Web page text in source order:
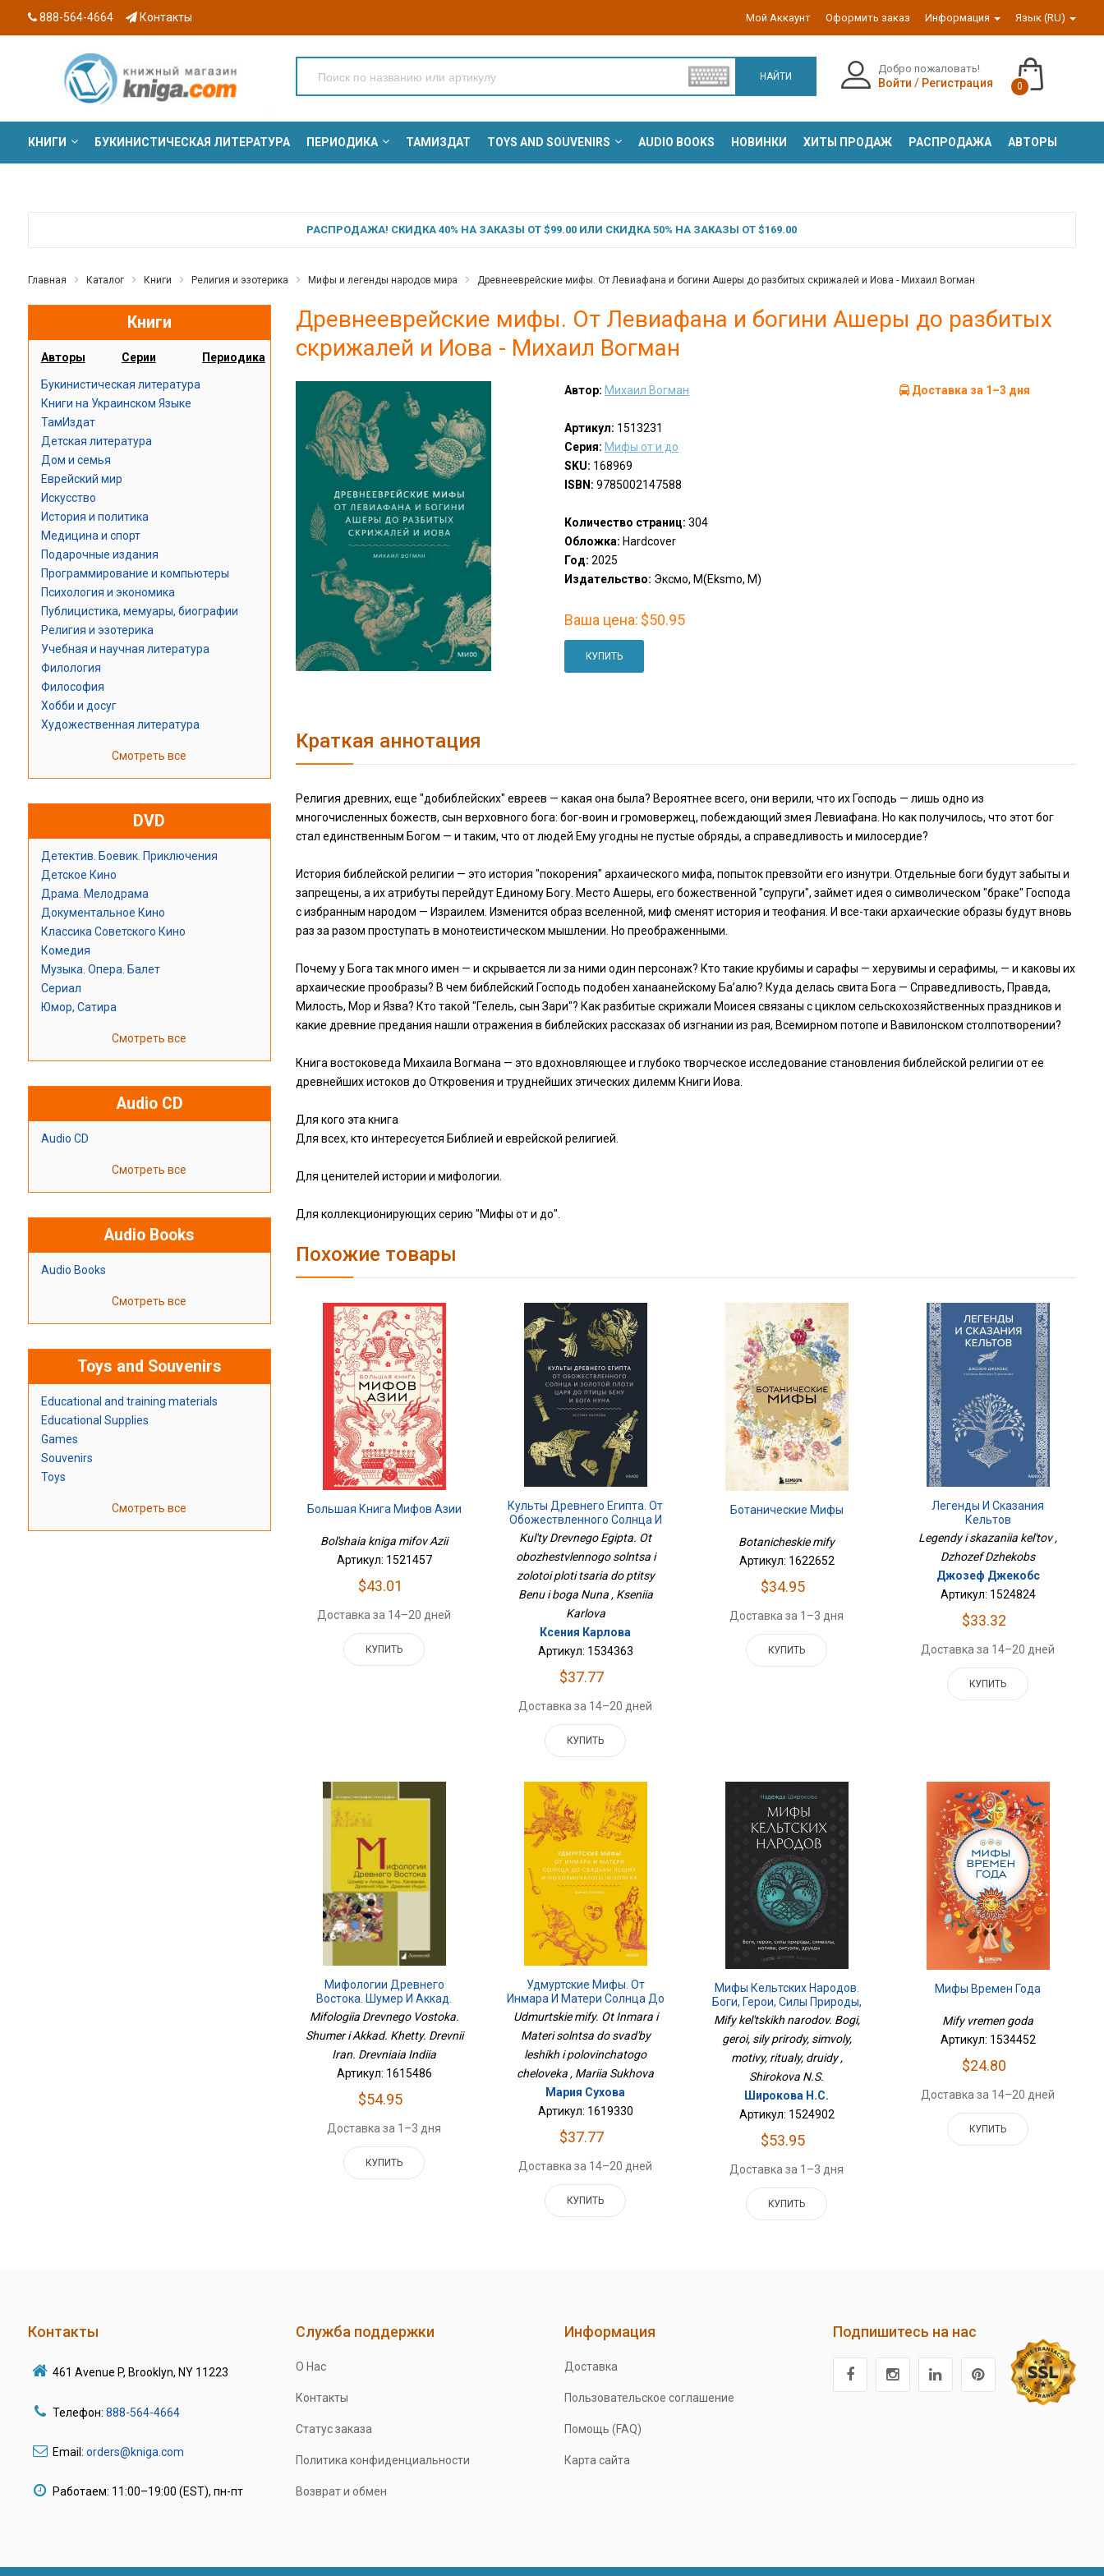
888-564-4664 Контакты Мой Аккаунт Оформить заказ Информация Язык (RU)
НАЙТИ
Добро пожаловать!
Войти / Регистрация 0
КНИГИ БУКИНИСТИЧЕСКАЯ ЛИТЕРАТУРА ПЕРИОДИКА ТАМИЗДАТ TOYS AND SOUVENIRS AUDIO BOOKS НОВИНКИ ХИТЫ ПРОДАЖ РАСПРОДАЖА АВТОРЫ
РАСПРОДАЖА! СКИДКА 40% НА ЗАКАЗЫ ОТ $99.00 ИЛИ СКИДКА 50% НА ЗАКАЗЫ ОТ $169.00
Главная Каталог Книги Религия и эзотерика Мифы и легенды народов мира Древнееврейские мифы. От Левиафана и богини Ашеры до разбитых скрижалей и Иова - Михаил Вогман
Книги
Авторы Серии Периодика
Букинистическая литература
Книги на Украинском Языке
ТамИздат
Детская литература
Дом и семья
Еврейский мир
Искусство
История и политика
Медицина и спорт
Подарочные издания
Программирование и компьютеры
Психология и экономика
Публицистика, мемуары, биографии
Религия и эзотерика
Учебная и научная литература
Филология
Философия
Хобби и досуг
Художественная литература
Смотреть все
DVD
Детектив. Боевик. Приключения
Детское Кино
Драма. Мелодрама
Документальное Кино
Классика Советского Кино
Комедия
Музыка. Опера. Балет
Сериал
Юмор, Сатира
Смотреть все
Audio CD
Audio CD
Смотреть все
Audio Books
Audio Books
Смотреть все
Toys and Souvenirs
Educational and training materials
Educational Supplies
Games
Souvenirs
Toys
Смотреть все
Древнееврейские мифы. От Левиафана и богини Ашеры до разбитых
скрижалей и Иова - Михаил Вогман
Автор: Михаил Вогман
Артикул: 1513231
Серия: Мифы от и до
SKU: 168969
ISBN: 9785002147588
Количество страниц: 304
Обложка: Hardcover
Год: 2025
Издательство: Эксмо, М(Eksmo, M)
Ваша цена: $50.95
КУПИТЬ
Доставка за 1–3 дня
Краткая аннотация
Религия древних, еще "добиблейских" евреев — какая она была? Вероятнее всего, они верили, что их Господь — лишь одно из
многочисленных божеств, сын верховного бога: бог-воин и громовержец, побеждающий змея Левиафана. Но как получилось, что этот бог
стал единственным Богом — и таким, что от людей Ему угодны не пустые обряды, а справедливость и милосердие?
История библейской религии — это история "покорения" архаического мифа, попыток превзойти его изнутри. Отдельные боги будут забыты и
запрещены, а их атрибуты перейдут Единому Богу. Место Ашеры, его божественной "супруги", займет идея о символическом "браке" Господа
с избранным народом — Израилем. Изменится образ вселенной, миф сменят история и теофания. И все-таки архаические образы будут вновь
раз за разом проступать в монотеистическом мышлении. Но преображенными.
Почему у Бога так много имен — и скрывается ли за ними один персонаж? Кто такие крубимы и сарафы — херувимы и серафимы, — и каковы их
архаические прообразы? В чем библейский Господь подобен ханаанейскому Ба’алю? Куда делась свита Бога — Справедливость, Правда,
Милость, Мор и Язва? Кто такой "Гелель, сын Зари"? Как разбитые скрижали Моисея связаны с циклом сельскохозяйственных праздников и
какие древние предания нашли отражения в библейских рассказах об изгнании из рая, Всемирном потопе и Вавилонском столпотворении?
Книга востоковеда Михаила Вогмана — это вдохновляющее и глубоко творческое исследование становления библейской религии от ее
древнейших истоков до Откровения и труднейших этических дилемм Книги Иова.
Для кого эта книга
Для всех, кто интересуется Библией и еврейской религией.
Для ценителей истории и мифологии.
Для коллекционирующих серию "Мифы от и до".
Похожие товары
Большая Книга Мифов Азии
Bol'shaia kniga mifov Azii
Артикул: 1521457
$43.01
Доставка за 14–20 дней
КУПИТЬ
Культы Древнего Египта. От
Обожествленного Солнца И
Золотой Плоти Царя До
Птицы Бену И Бога Нуна
Kul'ty Drevnego Egipta. Ot
obozhestvlennogo solntsa i
zolotoi ploti tsaria do ptitsy
Benu i boga Nuna , Kseniia
Karlova
Ксения Карлова
Артикул: 1534363
$37.77
Доставка за 14–20 дней
КУПИТЬ
Ботанические Мифы
Botanicheskie mify
Артикул: 1622652
$34.95
Доставка за 1–3 дня
КУПИТЬ
Легенды И Сказания
Кельтов
Legendy i skazaniia kel'tov ,
Dzhozef Dzhekobs
Джозеф Джекобс
Артикул: 1524824
$33.32
Доставка за 14–20 дней
КУПИТЬ
Мифологии Древнего
Востока. Шумер И Аккад.
Хетты. Ханаанеи. Древний
Иран. Древняя Индия
Mifologiia Drevnego Vostoka.
Shumer i Akkad. Khetty. Drevnii
Iran. Drevniaia Indiia
Артикул: 1615486
$54.95
Доставка за 1–3 дня
КУПИТЬ
Удмуртские Мифы. От
Инмара И Матери Солнца До
Свадьбы Леших И
Половинчатого Человека
Udmurtskie mify. Ot Inmara i
Materi solntsa do svad'by
leshikh i polovinchatogo
cheloveka , Mariia Sukhova
Мария Сухова
Артикул: 1619330
$37.77
Доставка за 14–20 дней
КУПИТЬ
Мифы Кельтских Народов.
Боги, Герои, Силы Природы,
Символы, Мотивы, Ритуалы,
Mify kel'tskikh narodov. Bogi,
geroi, sily prirody, simvoly,
motivy, ritualy, druidy ,
Shirokova N.S.
Широкова Н.С.
Артикул: 1524902
$53.95
Доставка за 1–3 дня
КУПИТЬ
Мифы Времен Года
Mify vremen goda
Артикул: 1534452
$24.80
Доставка за 14–20 дней
КУПИТЬ
Контакты
461 Avenue P, Brooklyn, NY 11223
Телефон: 888-564-4664
Email: orders@kniga.com
Работаем: 11:00–19:00 (EST), пн-пт
Служба поддержки
О Нас
Контакты
Статус заказа
Политика конфиденциальности
Возврат и обмен
Информация
Доставка
Пользовательское соглашение
Помощь (FAQ)
Карта сайта
Подпишитесь на нас